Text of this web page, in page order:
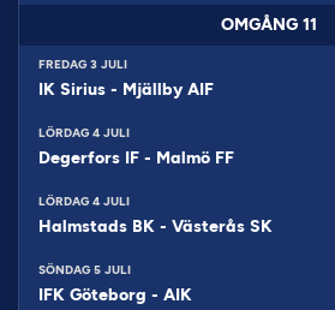
OMGÅNG 11
FREDAG 3 JULI
IK Sirius - Mjällby AIF
LÖRDAG 4 JULI
Degerfors IF - Malmö FF
LÖRDAG 4 JULI
Halmstads BK - Västerås SK
SÖNDAG 5 JULI
IFK Göteborg - AIK